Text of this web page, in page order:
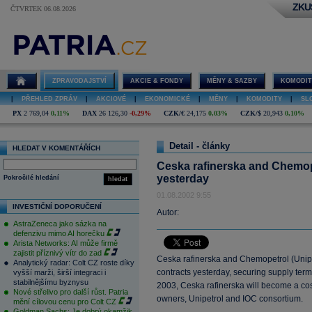
ČTVRTEK 06.08.2026
ZPRAVODAJSTVÍ AKCIE & FONDY MĚNY & SAZBY
PŘEHLED ZPRÁV AKCIOVÉ EKONOMICKÉ MĚNY KOMODITY
PX 2 769,04 0,11% DAX 26 126,30 -0,29% CZK/€ 24,175 0,03% CZK/$ 20,943 0,10%
HLEDAT V KOMENTÁŘÍCH
hledat
Pokročilé hledání
INVESTIČNÍ DOPORUČENÍ
AstraZeneca jako sázka na
defenzivu mimo AI horečku
Arista Networks: AI může firmě
zajistit příznivý vítr do zad
Analytický radar: Colt CZ roste díky
vyšší marži, širší integraci i
stabilnějšímu byznysu
Nové střelivo pro další růst. Patria
mění cílovou cenu pro Colt CZ
Detail - články
Ceska rafinerska and
yesterday
01.08.2002 9:55
Autor:
Ceska rafinerska and Chemopetrol
contracts yesterday, securing supply
2003, Ceska rafinerska will become a
owners, Unipetrol and IOC consortium.